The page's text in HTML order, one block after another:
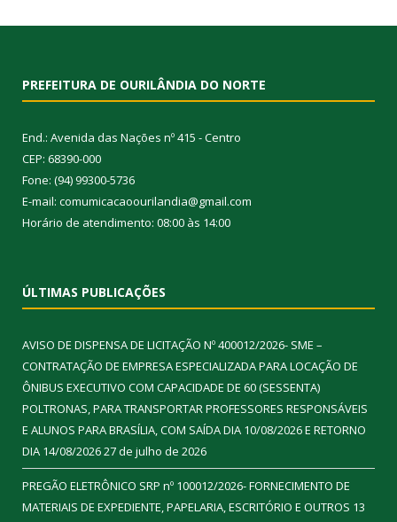
PREFEITURA DE OURILÂNDIA DO NORTE
End.: Avenida das Nações nº 415 - Centro
CEP: 68390-000
Fone: (94) 99300-5736
E-mail: comumicacaoourilandia@gmail.com
Horário de atendimento: 08:00 às 14:00
ÚLTIMAS PUBLICAÇÕES
AVISO DE DISPENSA DE LICITAÇÃO Nº 400012/2026- SME –
CONTRATAÇÃO DE EMPRESA ESPECIALIZADA PARA LOCAÇÃO DE
ÔNIBUS EXECUTIVO COM CAPACIDADE DE 60 (SESSENTA)
POLTRONAS, PARA TRANSPORTAR PROFESSORES RESPONSÁVEIS
E ALUNOS PARA BRASÍLIA, COM SAÍDA DIA 10/08/2026 E RETORNO
DIA 14/08/202627 de julho de 2026
PREGÃO ELETRÔNICO SRP nº 100012/2026- FORNECIMENTO DE
MATERIAIS DE EXPEDIENTE, PAPELARIA, ESCRITÓRIO E OUTROS 13